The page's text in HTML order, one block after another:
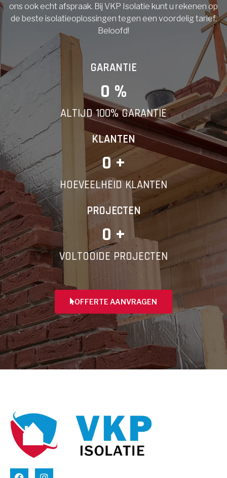
ons ook echt afspraak. Bij VKP Isolatie kunt u rekenen op
de beste isolatieoplossingen tegen een voordelig tarief.
Beloofd!
GARANTIE
0 %
ALTIJD 100% GARANTIE
KLANTEN
0 +
HOEVEELHEID KLANTEN
PROJECTEN
0 +
VOLTOOIDE PROJECTEN
OFFERTE AANVRAGEN